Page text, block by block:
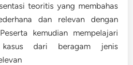
teoritis yang membahas
dan relevan dengan
kemudian mempelajari
dari beragam jenis